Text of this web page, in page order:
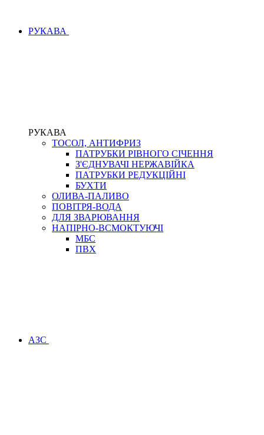
РУКАВА
РУКАВА
ТОСОЛ, АНТИФРИЗ
ПАТРУБКИ РІВНОГО СІЧЕННЯ
З'ЄДНУВАЧІ НЕРЖАВІЙКА
ПАТРУБКИ РЕДУКЦІЙНІ
БУХТИ
ОЛИВА-ПАЛИВО
ПОВІТРЯ-ВОДА
ДЛЯ ЗВАРЮВАННЯ
НАПІРНО-ВСМОКТУЮЧІ
МБС
ПВХ
АЗС